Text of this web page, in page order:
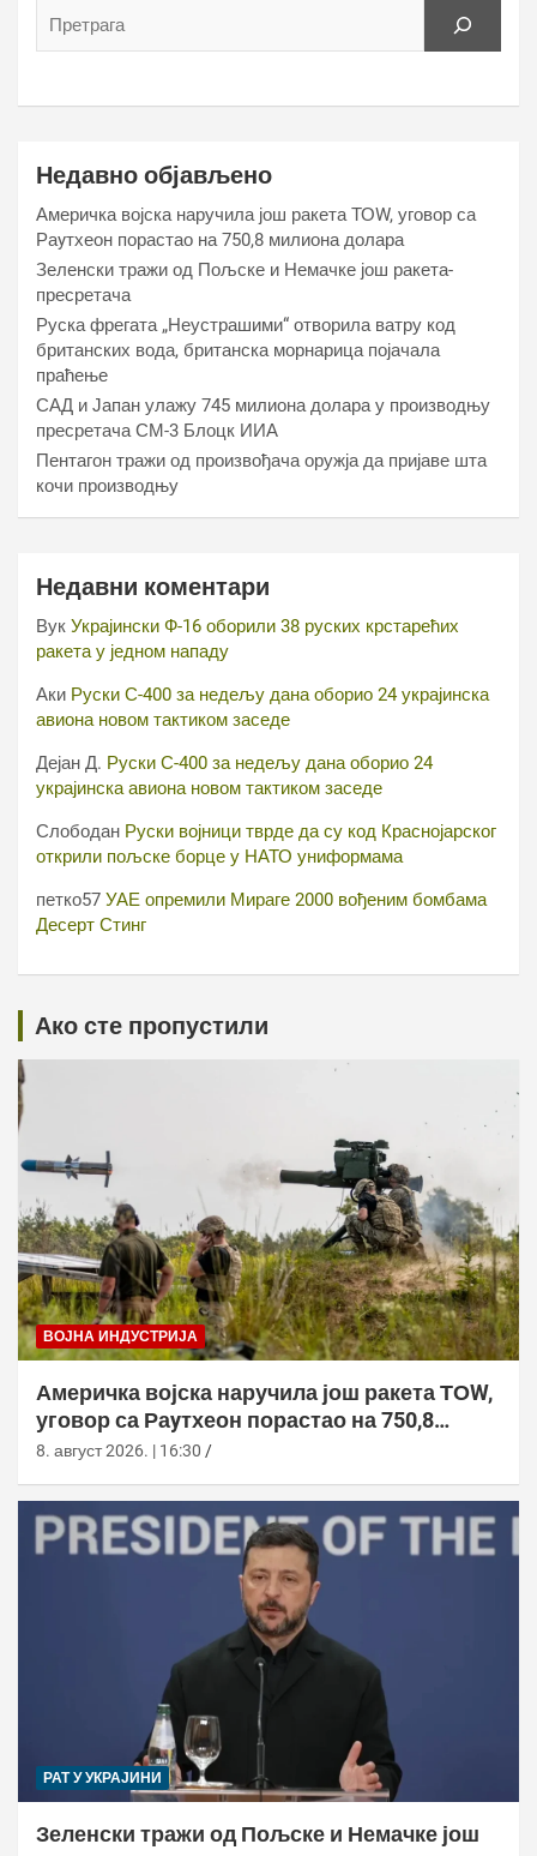
Недавно објављено
Америчка војска наручила још ракета ТОW, уговор са
Раyтхеон порастао на 750,8 милиона долара
Зеленски тражи од Пољске и Немачке још ракета-
пресретача
Руска фрегата „Неустрашими“ отворила ватру код
британских вода, британска морнарица појачала
праћење
САД и Јапан улажу 745 милиона долара у производњу
пресретача СМ-3 Блоцк ИИА
Пентагон тражи од произвођача оружја да пријаве шта
кочи производњу
Недавни коментари
Вук Украјински Ф-16 оборили 38 руских крстарећих
ракета у једном нападу
Аки Руски С-400 за недељу дана оборио 24 украјинска
авиона новом тактиком заседе
Дејан Д. Руски С-400 за недељу дана оборио 24
украјинска авиона новом тактиком заседе
Слободан Руски војници тврде да су код Краснојарског
открили пољске борце у НАТО униформама
петко57 УАЕ опремили Мираге 2000 вођеним бомбама
Десерт Стинг
Ако сте пропустили
ВОЈНА ИНДУСТРИЈА
Америчка војска наручила још ракета ТОW,
уговор са Раyтхеон порастао на 750,8
милиона долара
8. август 2026. | 16:30
РАТ У УКРАЈИНИ
Зеленски тражи од Пољске и Немачке још